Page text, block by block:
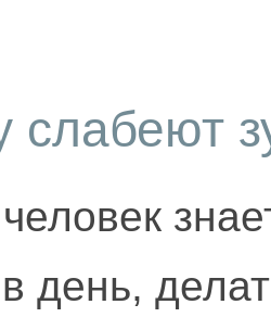
слабеют
день,